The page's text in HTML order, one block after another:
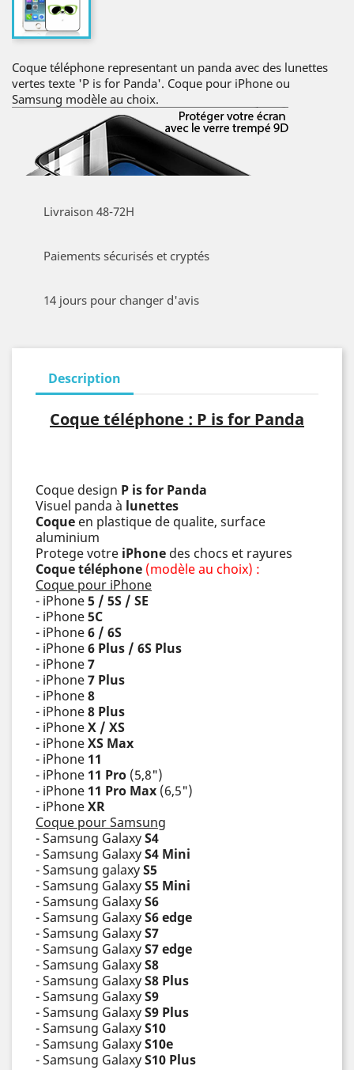
Coque téléphone representant un panda avec des lunettes
vertes texte 'P is for Panda'. Coque pour iPhone ou
Samsung modèle au choix.
Livraison 48-72H
Paiements sécurisés et cryptés
14 jours pour changer d'avis
Description
Coque téléphone : P is for Panda
Coque design P is for Panda
Visuel panda à lunettes
Coque en plastique de qualite, surface
aluminium
Protege votre iPhone des chocs et rayures
Coque téléphone (modèle au choix) :
Coque pour iPhone
- iPhone5 / 5S / SE
- iPhone5C
- iPhone6 / 6S
- iPhone6 Plus / 6S Plus
- iPhone7
- iPhone7 Plus
- iPhone8
- iPhone8 Plus
- iPhoneX / XS
- iPhoneXS Max
- iPhone 11
- iPhone 11 Pro (5,8")
- iPhone 11 Pro Max (6,5")
- iPhoneXR
Coque pour Samsung
- Samsung GalaxyS4
- Samsung GalaxyS4 Mini
- Samsung galaxyS5
- Samsung GalaxyS5 Mini
- Samsung GalaxyS6
- Samsung GalaxyS6 edge
- Samsung GalaxyS7
- Samsung GalaxyS7 edge
- Samsung GalaxyS8
- Samsung GalaxyS8 Plus
- Samsung GalaxyS9
- Samsung GalaxyS9 Plus
- Samsung GalaxyS10
- Samsung GalaxyS10e
- Samsung GalaxyS10 Plus